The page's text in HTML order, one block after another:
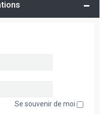
Se souvenir de moi